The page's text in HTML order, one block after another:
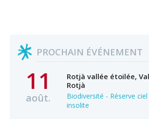
PROCHAIN ÉVÉNEMENT
11
août.
Rotjà vallée étoilée,
Rotjà
Biodiversité - Réserve
insolite